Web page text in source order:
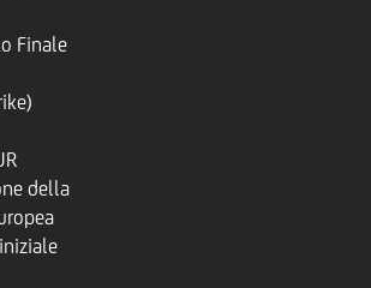
Finale
della